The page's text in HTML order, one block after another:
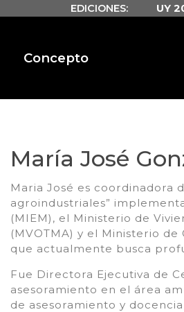
EDICIONES: UY
Concepto
María José
Maria José es coordinadora
agroindustriales”
(MIEM), el Ministerio de
(MVOTMA) y el Ministerio
que actualmente busca
Fue Directora Ejecutiva de
asesoramiento en el área
de asesoramiento y